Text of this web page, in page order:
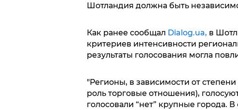
Шотландия должна быть
Как ранее сообщал Dialog.ua, в
критериев интенсивности
результаты голосования могла
"Регионы, в зависимости от
роль торговые отношения),
голосовали “нет” крупные города.